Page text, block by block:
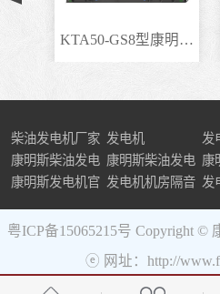
KTA50-GS8型康明斯柴..
柴油发电机厂家 发电机 发
康明斯柴油发电
机组
康明斯柴油发电
机
康
康明斯发电机官 发电机机房隔音 发
粤ICP备15065215号 Copyright ©
ⓔ 网址：http://